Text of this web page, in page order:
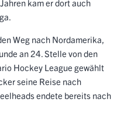
kam er dort auch
Weg nach Nordamerika,
an 24. Stelle von den
Hockey League gewählt
seine Reise nach
endete bereits nach